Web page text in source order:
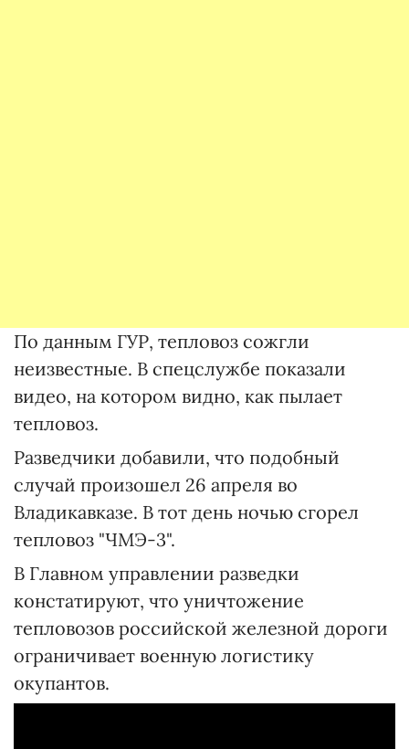
По данным ГУР, тепловоз сожгли
неизвестные. В спецслужбе показали
видео, на котором видно, как пылает
тепловоз.
Разведчики добавили, что подобный
случай произошел 26 апреля во
Владикавказе. В тот день ночью сгорел
тепловоз "ЧМЭ-3".
В Главном управлении разведки
констатируют, что уничтожение
тепловозов российской железной дороги
ограничивает военную логистику
окупантов.